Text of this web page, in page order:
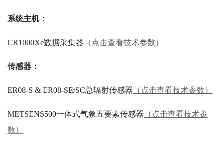
系统主机：
CR1000Xe数据采集器 （点击查看技术参数）
传感器：
ER08-S & ER08-SE/SC总辐射传感器 （点击查看技术参数）
METSENS500一体式气象五要素传感器 （点击查看技术参
数）